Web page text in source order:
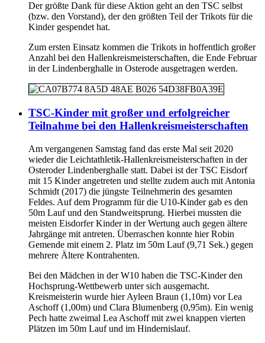
Der größte Dank für diese Aktion geht an den TSC selbst
(bzw. den Vorstand), der den größten Teil der Trikots für die
Kinder gespendet hat.
Zum ersten Einsatz kommen die Trikots in hoffentlich großer
Anzahl bei den Hallenkreismeisterschaften, die Ende Februar
in der Lindenberghalle in Osterode ausgetragen werden.
TSC-Kinder mit großer und erfolgreicher
Teilnahme bei den Hallenkreismeisterschaften
Am vergangenen Samstag fand das erste Mal seit 2020
wieder die Leichtathletik-Hallenkreismeisterschaften in der
Osteroder Lindenberghalle statt. Dabei ist der TSC Eisdorf
mit 15 Kinder angetreten und stellte zudem auch mit Antonia
Schmidt (2017) die jüngste Teilnehmerin des gesamten
Feldes. Auf dem Programm für die U10-Kinder gab es den
50m Lauf und den Standweitsprung. Hierbei mussten die
meisten Eisdorfer Kinder in der Wertung auch gegen ältere
Jahrgänge mit antreten. Überraschen konnte hier Robin
Gemende mit einem 2. Platz im 50m Lauf (9,71 Sek.) gegen
mehrere Ältere Kontrahenten.
Bei den Mädchen in der W10 haben die TSC-Kinder den
Hochsprung-Wettbewerb unter sich ausgemacht.
Kreismeisterin wurde hier Ayleen Braun (1,10m) vor Lea
Aschoff (1,00m) und Clara Blumenberg (0,95m). Ein wenig
Pech hatte zweimal Lea Aschoff mit zwei knappen vierten
Plätzen im 50m Lauf und im Hindernislauf.